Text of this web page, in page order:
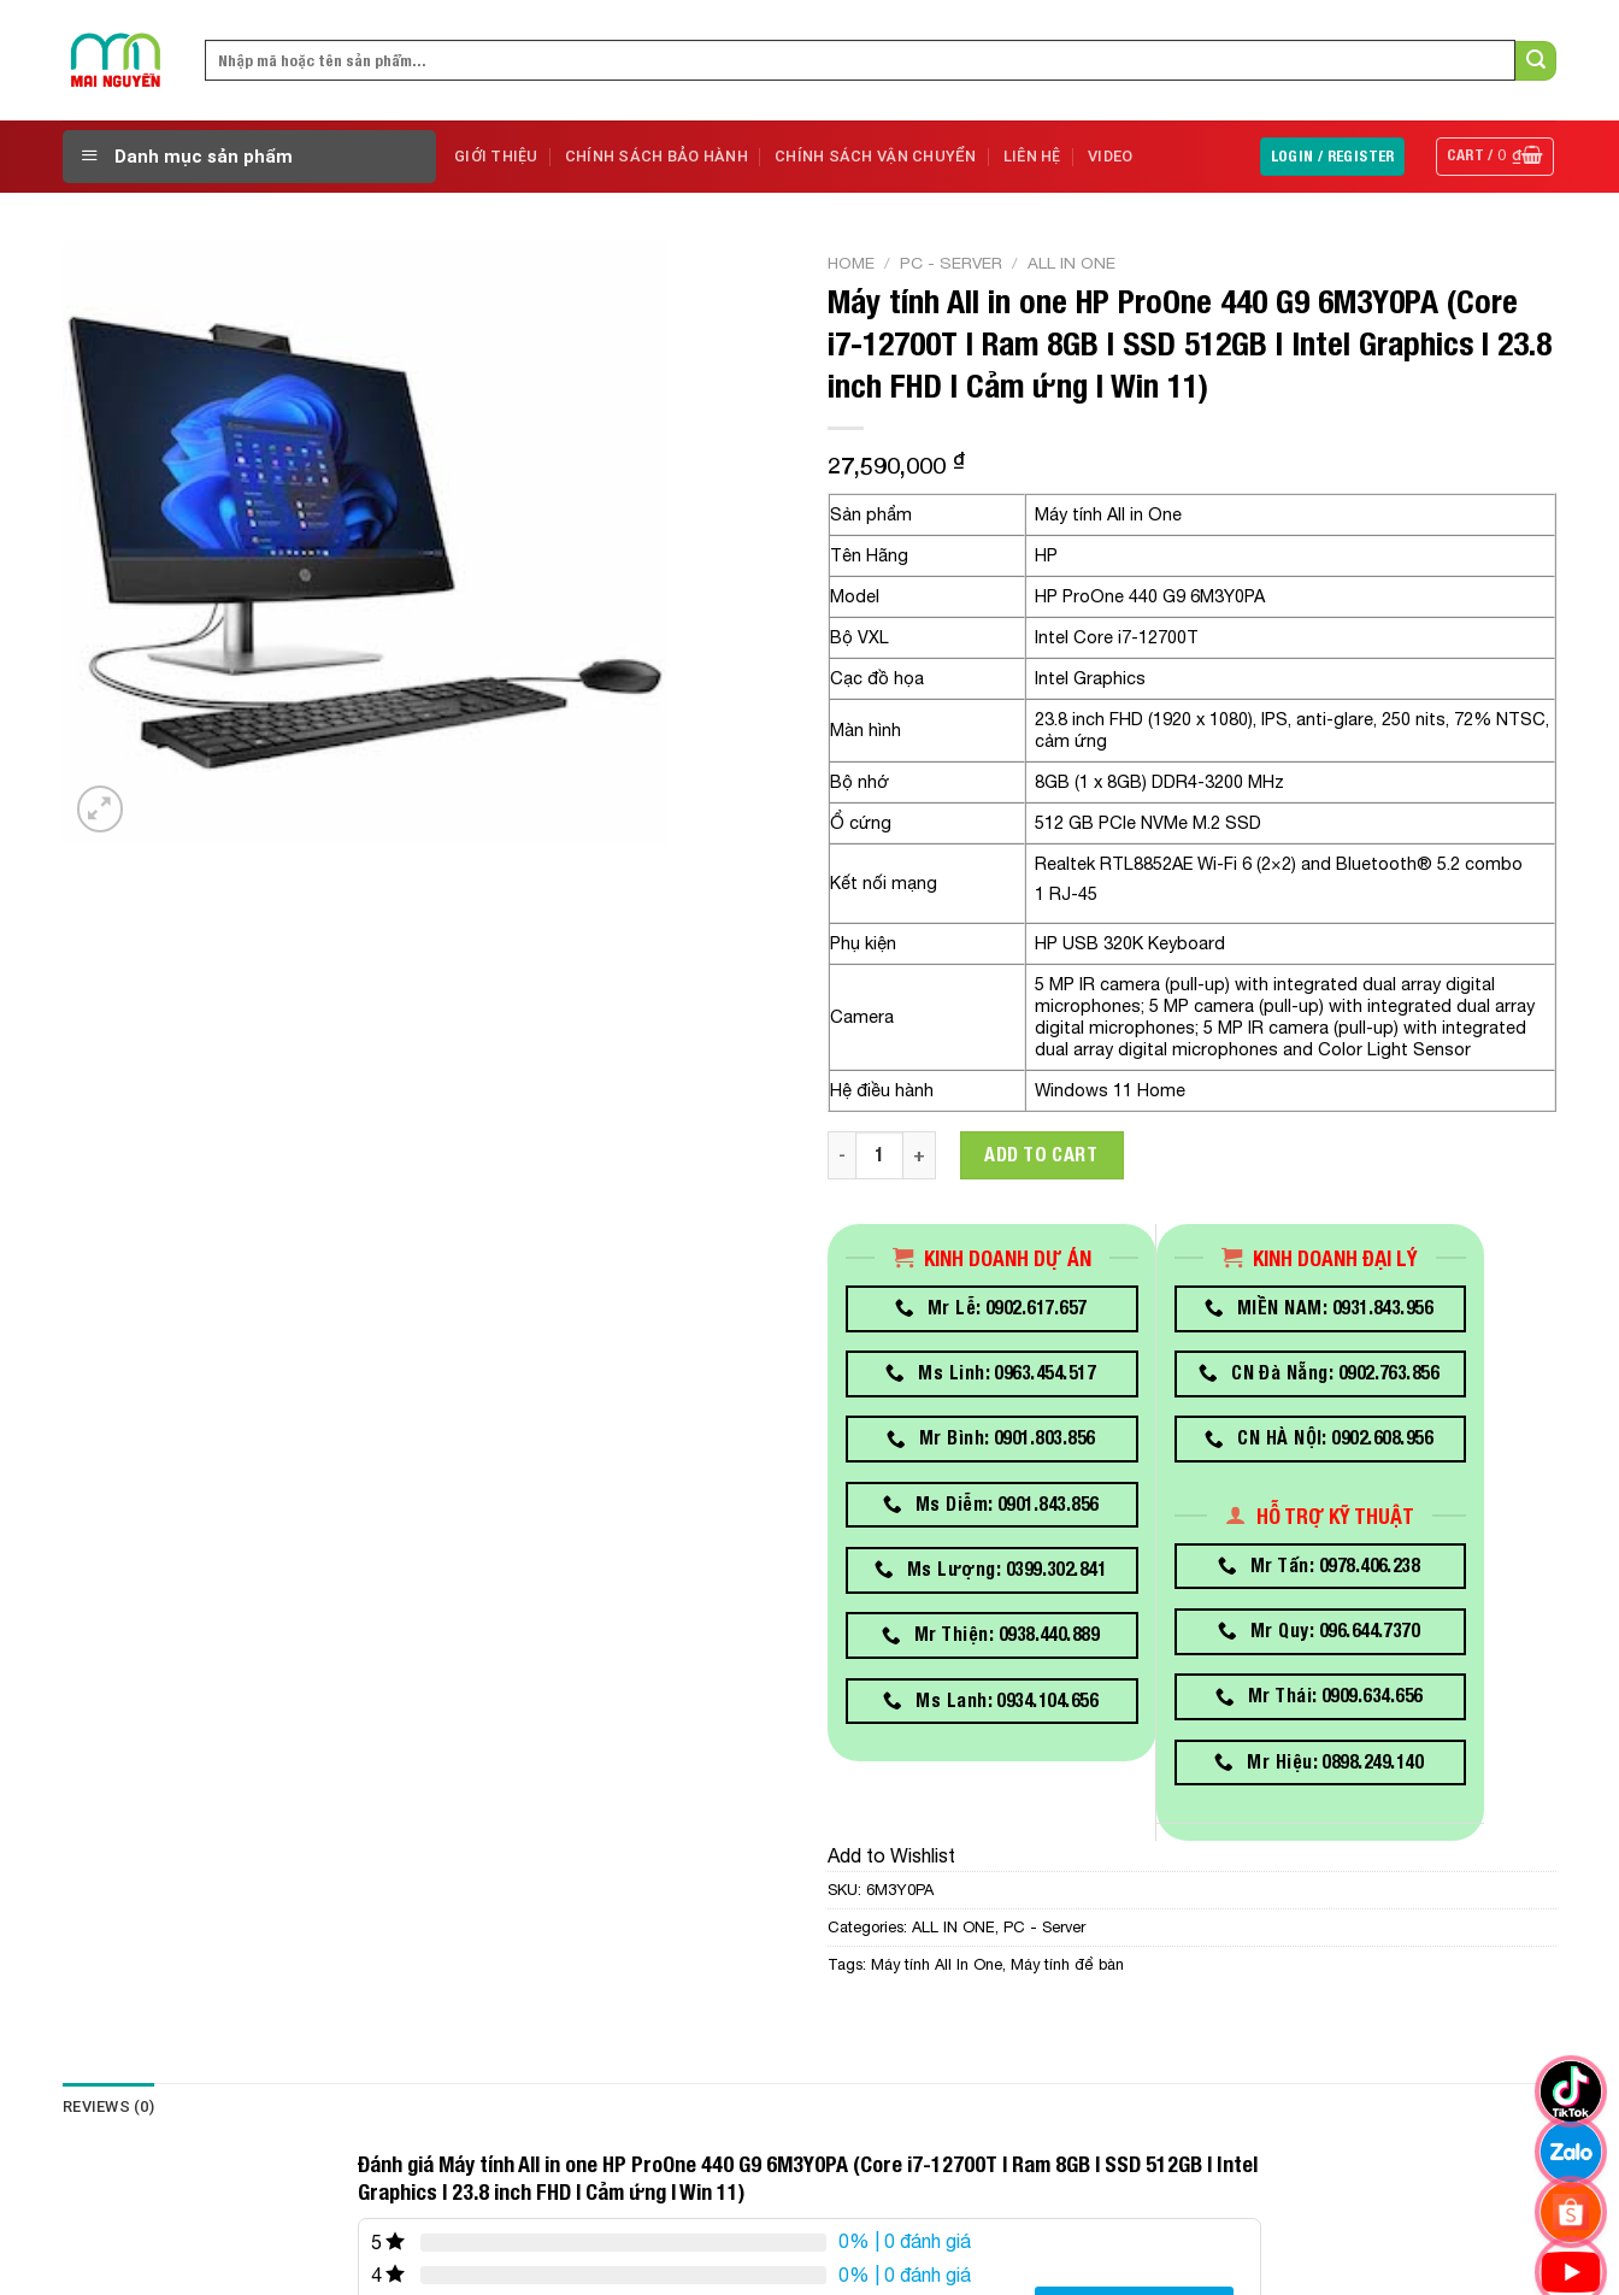
Search
Danh mục sản phẩm GIỚI THIỆU CHÍNH SÁCH BẢO HÀNH CHÍNH SÁCH VẬN CHUYỂN LIÊN HỆ VIDEO LOGIN / REGISTER CART /0₫
HOME / PC - SERVER / ALL IN ONE
Máy tính All in one HP ProOne 440 G9 6M3Y0PA (Core
i7-12700T | Ram 8GB | SSD 512GB | Intel Graphics | 23.8
inch FHD | Cảm ứng | Win 11)
27,590,000 ₫
Sản phẩm
Máy tính All in One
Tên Hãng
HP
Model
HP ProOne 440 G9 6M3Y0PA
Bộ VXL
Intel Core i7-12700T
Cạc đồ họa
Intel Graphics
Màn hình
23.8 inch FHD (1920 x 1080), IPS, anti-glare, 250 nits, 72% NTSC,
cảm ứng
Bộ nhớ
8GB (1 x 8GB) DDR4-3200 MHz
Ổ cứng
512 GB PCIe NVMe M.2 SSD
Kết nối mạng
Realtek RTL8852AE Wi-Fi 6 (2×2) and Bluetooth®️ 5.2 combo
1 RJ-45
Phụ kiện HP USB 320K Keyboard
Camera
5 MP IR camera (pull-up) with integrated dual array digital
microphones; 5 MP camera (pull-up) with integrated dual array
digital microphones; 5 MP IR camera (pull-up) with integrated
dual array digital microphones and Color Light Sensor
Hệ điều hành
Windows 11 Home
Máy tính All in one HP ProOne 440 G9 6M3Y0PA (Core i7-12700T | Ram 8GB | SSD 512GB |
ADD TO CART
KINH DOANH DỰ ÁN
Mr Lễ: 0902.617.657
Ms Linh: 0963.454.517
Mr Bình: 0901.803.856
Ms Diễm: 0901.843.856
Ms Lượng: 0399.302.841
Mr Thiện: 0938.440.889
Ms Lanh: 0934.104.656
KINH DOANH ĐẠI LÝ
MIỀN NAM: 0931.843.956
CN Đà Nẵng: 0902.763.856
CN HÀ NỘI: 0902.608.956
HỖ TRỢ KỸ THUẬT
Mr Tấn: 0978.406.238
Mr Quy: 096.644.7370
Mr Thái: 0909.634.656
Mr Hiệu: 0898.249.140
Add to Wishlist
SKU: 6M3Y0PA
Categories: ALL IN ONE PC - Server
Tags: Máy tính All In One Máy tính để bàn
REVIEWS (0)
Đánh giá Máy tính All in one HP ProOne 440 G9 6M3Y0PA (Core i7-12700T | Ram 8GB | SSD 512GB | Intel
Graphics | 23.8 inch FHD | Cảm ứng | Win 11)
5 0% | 0 đánh giá
4
0% | 0 đánh giá